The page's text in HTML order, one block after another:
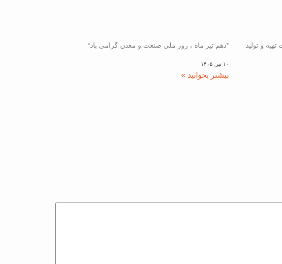
و تولید
*دهم تیر ماه ، روز ملی صنعت و معدن گرامی باد*
۱۰ تیر, ۱۴۰۵
بیشتر بخوانید »